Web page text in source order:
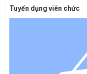
Tuyển dụng viên chức